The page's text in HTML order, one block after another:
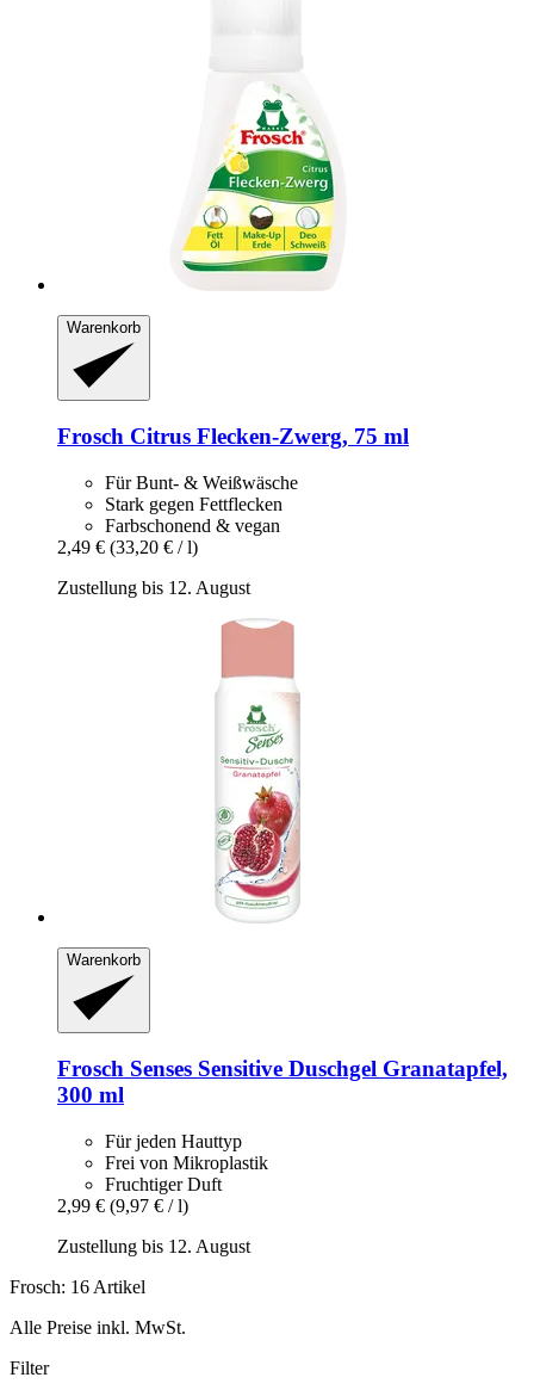
Warenkorb
Frosch Citrus Flecken-​Zwerg, 75 ml
Für Bunt- & Weißwäsche
Stark gegen Fettflecken
Farbschonend & vegan
2,49 € (33,20 € / l)
Zustellung bis 12. August
Warenkorb
Frosch Senses Sensitive Duschgel Granatapfel,
300 ml
Für jeden Hauttyp
Frei von Mikroplastik
Fruchtiger Duft
2,99 € (9,97 € / l)
Zustellung bis 12. August
Frosch: 16 Artikel
Alle Preise inkl. MwSt.
Filter